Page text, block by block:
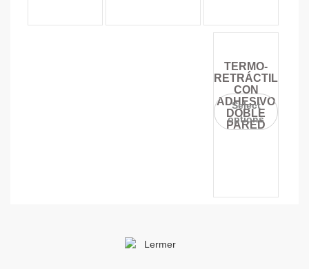
TERMO-
RETRÁCTIL
CON
ADHESIVO
DOBLE
PARED
Select
options